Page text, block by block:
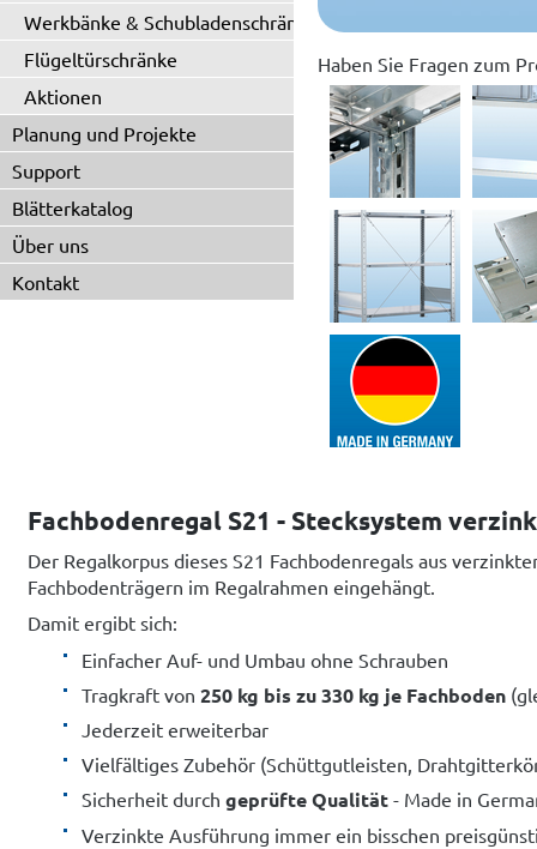
Werkbänke & Schubladenschränke
Flügeltürschränke
Aktionen
Planung und Projekte
Support
Blätterkatalog
Über uns
Kontakt
Haben Sie Fragen zum
Fachbodenregal S21 - Stecksystem
Der Regalkorpus dieses S21 Fachbodenregals aus
Fachbodenträgern im Regalrahmen eingehängt.
Damit ergibt sich:
Einfacher Auf- und Umbau ohne Schrauben
Tragkraft von 250 kg bis zu 330 kg je Fachboden
Jederzeit erweiterbar
Vielfältiges Zubehör (Schüttgutleisten,
Sicherheit durch geprüfte Qualität- Made in
Verzinkte Ausführung immer ein bisschen